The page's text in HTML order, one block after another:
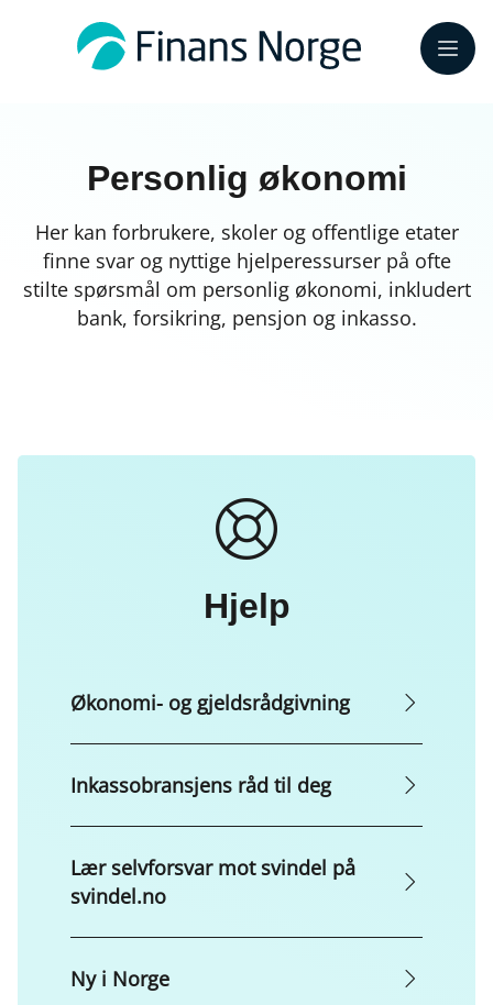
Meny
Personlig økonomi
Her kan forbrukere, skoler og offentlige etater
finne svar og nyttige hjelperessurser på ofte
stilte spørsmål om personlig økonomi, inkludert
bank, forsikring, pensjon og inkasso.
Hjelp
Økonomi- og gjeldsrådgivning
Inkassobransjens råd til deg
Lær selvforsvar mot svindel på
svindel.no
Ny i Norge